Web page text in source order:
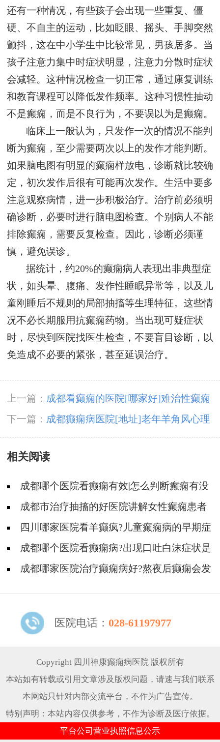
还有一种情况，有些孩子会出现一些重复、僵
硬、不自主的运动，比如眨眼、摇头、手脚突然
颤抖，这在中小学生中比较常见，男孩居多。当
孩子注意力集中时症状明显，注意力分散时症状
会减轻。这种情况检查一切正常，通过康复训练
和教育课程可以降低发作频率。这种习惯性抽动
不是癫痫，而是不良行为，不要误以为是癫痫。
临床上一般认为，只发作一次的情况不能判
断为癫痫，至少需要两次以上的发作才能判断。
如果脑电图有明显的癫痫样放电，诊断就比较确
定，初次发作后很有可能再次发作。生活中要多
注意观察病情，进一步积极治疗。治疗前必须明
确诊断，必要时进行脑电图检查。个别病人不能
排除癫痫，需要反复检查。因此，诊断必须谨
慎，避免误诊。
据统计，约20%的癫痫病人表现出非典型症
状，如头晕、腹痛、发作性睡眠异常等，以及儿
童刚睡后不规则的局部抽搐等生理特征。这些情
况不必长期服用抗癫痫药物。当出现可疑症状
时，尽快到医院找医生检查，不要盲目诊断，以
免造成不必要的紧张，甚至延误治疗。
上一篇： 成都看癫痫的医院[哪家好]难治性癫痫
怎么治疗呢?
下一篇： 成都癫痫病医院[地址]老年羊角风心理
怎么调整?
相关阅读
成都哪个医院看癫痫有效|怎么判断癫痫有没
有发作?
成都市治疗抽搐的好医院讲解女性癫痫患者
的症状!四川哪家医院看羊癫疯?儿童癫痫病的早期症
状有哪些?
成都哪个医院看癫痫病?出现口吐白沫症状是
得了癫痫吗?
成都哪家医院治疗癫痫病好?熬夜后癫痫会发
医院电话： 028-61197977
Copyright 四川神康癫痫病医院 版权所有
本站如有转载或引用文章涉及版权问题，请速与我们联系
本网站只针对内部交流平台，不作为广告宣传。
特别声明：本站内容仅供参考，不作为诊断及医疗依据。
平台公司营业执照信息公示